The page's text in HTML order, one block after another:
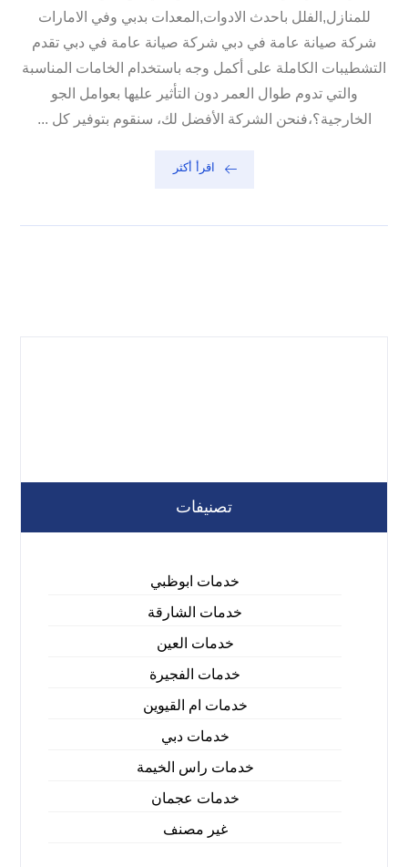
للمنازل,الفلل باحدث الادوات,المعدات بدبي وفي الامارات
شركة صيانة عامة في دبي شركة صيانة عامة في دبي تقدم
التشطيبات الكاملة على أكمل وجه باستخدام الخامات المناسبة
والتي تدوم طوال العمر دون التأثير عليها بعوامل الجو
الخارجية؟،فنحن الشركة الأفضل لك، سنقوم بتوفير كل ...
اقرأ أكثر
تصنيفات
خدمات ابوظبي
خدمات الشارقة
خدمات العين
خدمات الفجيرة
خدمات ام القيوين
خدمات دبي
خدمات راس الخيمة
خدمات عجمان
غير مصنف